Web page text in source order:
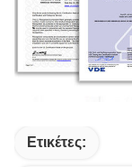
Ετικέτες: